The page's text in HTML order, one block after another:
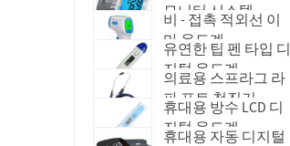
모니터 시스템
비 - 접촉 적외선 이
마 온도계
유연한 팁 펜 타입 디
지털 온도계
의료용 스프라그 라
파 포트 청진기
휴대용 방수 LCD 디
지털 온도계
휴대용 자동 디지털